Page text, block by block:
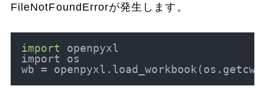
FileNotFoundErrorが発生します。
import openpyxl
import os
wb =